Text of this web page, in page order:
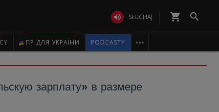
 SŁUCHAJ shopping_cart 
ПР ДЛЯ УКРАЇНИ PODCASTY 
зарплату» в размере